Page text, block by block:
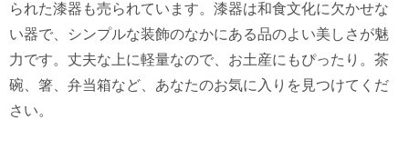
られた漆器も売られています。漆器は和⾷⽂化に⽋かせな
い器で、シンプルな装飾のなかにある品のよい美しさが魅
⼒です。丈夫な上に軽量なので、お⼟産にもぴったり。茶
碗、箸、弁当箱など、あなたのお気に⼊りを⾒つけてくだ
さい。